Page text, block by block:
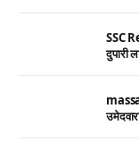
SSC
दुपारी